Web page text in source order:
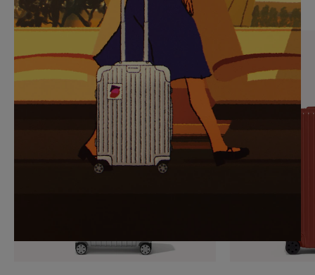
PARA
PAUSÁ-
LO
FAVOR,
CLIQUE
PARA
ATIVÁ-
LO